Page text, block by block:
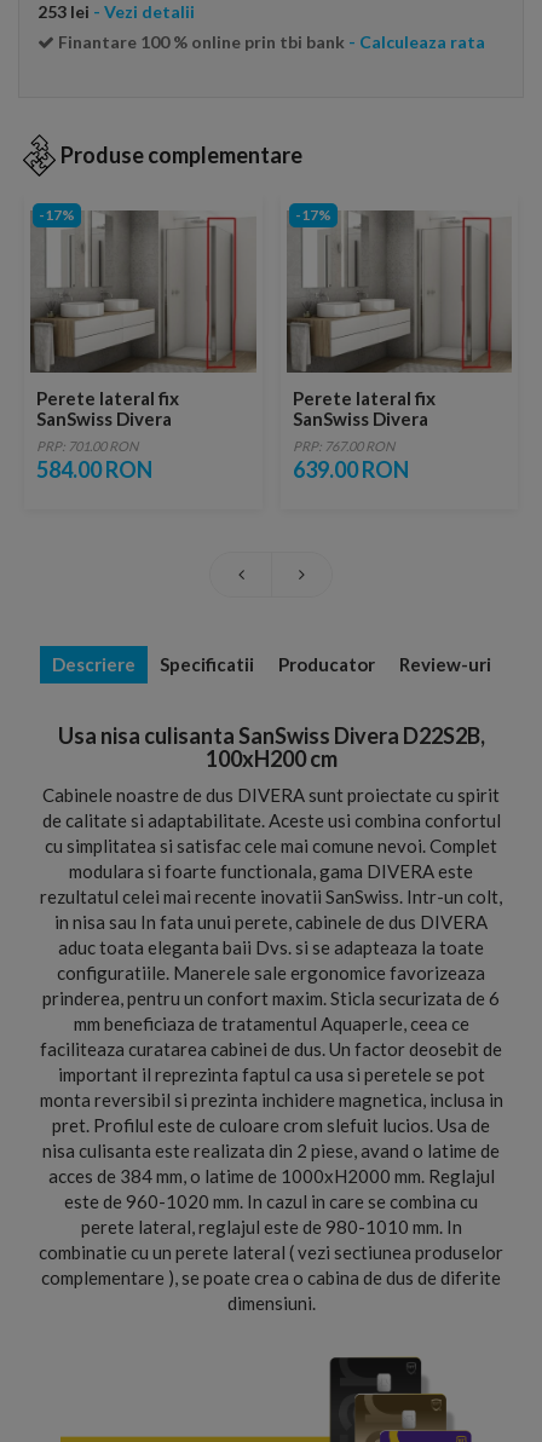
253 lei - Vezi detalii
Finantare 100 % online prin tbi bank - Calculeaza rata
Produse complementare
-17%
Perete lateral fix
SanSwiss Divera
70xH200 cm
PRP: 701.00 RON
584.00 RON
-17%
Perete lateral fix
SanSwiss Divera
80xH200 cm
PRP: 767.00 RON
639.00 RON
Descriere Specificatii Producator Review-uri
Usa nisa culisanta SanSwiss Divera D22S2B,
100xH200 cm
Cabinele noastre de dus DIVERA sunt proiectate cu spirit
de calitate si adaptabilitate. Aceste usi combina confortul
cu simplitatea si satisfac cele mai comune nevoi. Complet
modulara si foarte functionala, gama DIVERA este
rezultatul celei mai recente inovatii SanSwiss. Intr-un colt,
in nisa sau In fata unui perete, cabinele de dus DIVERA
aduc toata eleganta baii Dvs. si se adapteaza la toate
configuratiile. Manerele sale ergonomice favorizeaza
prinderea, pentru un confort maxim. Sticla securizata de 6
mm beneficiaza de tratamentul Aquaperle, ceea ce
faciliteaza curatarea cabinei de dus. Un factor deosebit de
important il reprezinta faptul ca usa si peretele se pot
monta reversibil si prezinta inchidere magnetica, inclusa in
pret. Profilul este de culoare crom slefuit lucios. Usa de
nisa culisanta este realizata din 2 piese, avand o latime de
acces de 384 mm, o latime de 1000xH2000 mm. Reglajul
este de 960-1020 mm. In cazul in care se combina cu
perete lateral, reglajul este de 980-1010 mm. In
combinatie cu un perete lateral ( vezi sectiunea produselor
complementare ), se poate crea o cabina de dus de diferite
dimensiuni.